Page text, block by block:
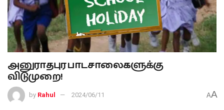
அனுராதபுர பாடசாலைகளுக்கு
விடுமுறை!
by Rahul 2024/06/11 AA